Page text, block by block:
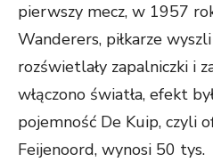
pierwszy mecz, w 1957
Wanderers, piłkarze
rozświetlały zapalniczki i
włączono światła, efekt
pojemność De Kuip, czyli
Feijenoord, wynosi 50 tys.